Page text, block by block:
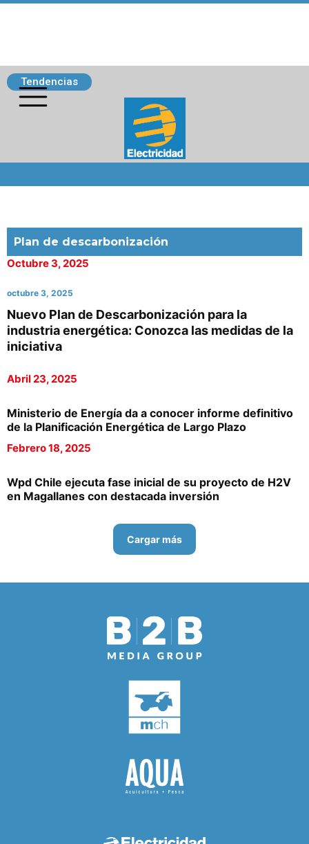
Tendencias
Plan de descarbonización
Octubre 3, 2025
octubre 3, 2025
Nuevo Plan de Descarbonización para la
industria energética: Conozca las medidas de la
iniciativa
Abril 23, 2025
Ministerio de Energía da a conocer informe definitivo
de la Planificación Energética de Largo Plazo
Febrero 18, 2025
Wpd Chile ejecuta fase inicial de su proyecto de H2V
en Magallanes con destacada inversión
Cargar más